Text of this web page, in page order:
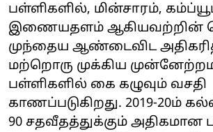
பள்ளிகளில், மின்சாரம்,
இணையதளம் ஆகியவற்றின்
முந்தைய ஆண்டைவிட
மற்றொரு முக்கிய
பள்ளிகளில் கை கழுவும் வசதி
காணப்படுகிறது. 2019-20ம்
90 சதவீதத்துக்கும் அதிகமான